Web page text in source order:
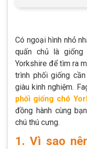
Có ngoại hình nhỏ
quấn chủ là
Yorkshire để tìm ra
trình phối giống
giàu kinh nghiệm.
phối giống chó
đồng hành cùng
chú thú cưng.
1. Vì sao